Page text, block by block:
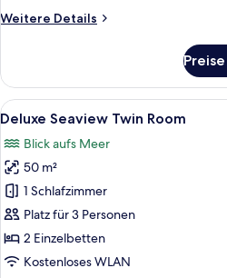
Weitere Details
Weitere
Twin
Room
(Dog-
Alle
Fotos
für
Deluxe
Seaview
Twin
Room
anzeigen
10
Deluxe Seaview Twin Room
Blick aufs Meer
50 m²
1 Schlafzimmer
Platz für 3 Personen
2 Einzelbetten
Kostenloses WLAN